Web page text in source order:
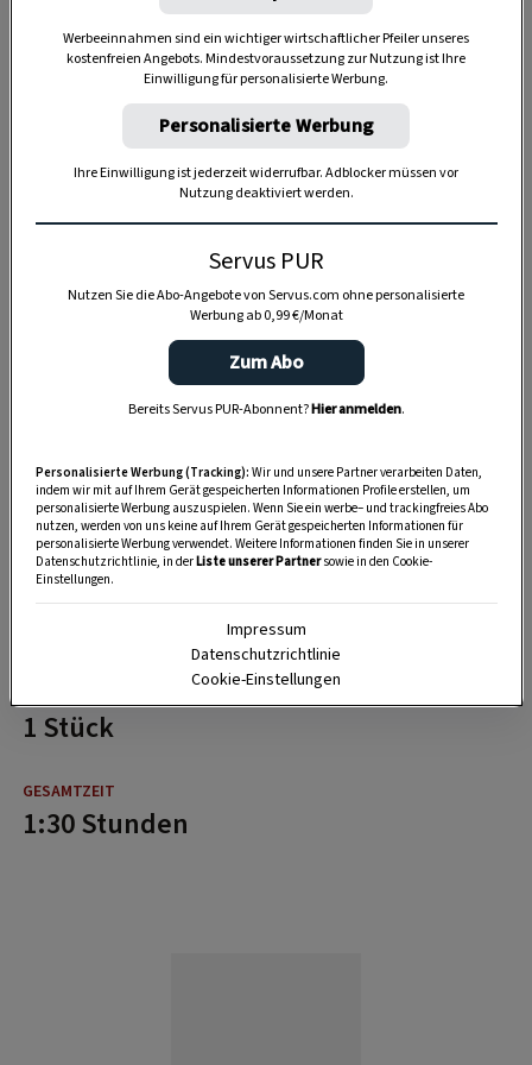
in dem eineBohne,Erbse,Mandeloder
Münzeversteckt war, die dem FinderGlück
bringen sollte. Erst viel später brachte die
katholische Kirche den alten Brauch mit der
Geschichte der drei Weisen aus dem
zusammen.
Dreikönigskuchenwird aus
Germteighergestellt, der blütenartig zu einer
größeren und sieben kleinen Kugeln geformt
und mit Mandeln bestreut wird. Vor dem
Backen wird dieBohnein einem der äußeren
Kuchenteileversteckt.
Die Krone des späteren Regenten lässt sich
einfach aus einem Stückgoldener Prägefolie
ausschneiden und ziert das köstliche Gebäck
bis zur Krönung des glücklichen
„Bohnenkönigs“.
1 Stück
1:30 Stunden
Werbeeinnahmen sind ein wichtiger wirtschaftlicher Pfeiler unseres
kostenfreien Angebots. Mindestvoraussetzung zur Nutzung ist Ihre
Einwilligung für personalisierte Werbung.
Personalisierte Werbung
Ihre Einwilligung ist jederzeit widerrufbar. Adblocker müssen vor
Nutzung deaktiviert werden.
Servus PUR
Nutzen Sie die Abo-Angebote von Servus.com ohne personalisierte
Werbung ab 0,99 €/Monat
Zum Abo
Bereits Servus PUR-Abonnent?Hier anmelden.
Personalisierte Werbung (Tracking): Wir und unsere Partner verarbeiten Daten,
indem wir mit auf Ihrem Gerät gespeicherten Informationen Profile erstellen, um
personalisierte Werbung auszuspielen. Wenn Sie ein werbe– und trackingfreies Abo
nutzen, werden von uns keine auf Ihrem Gerät gespeicherten Informationen für
personalisierte Werbung verwendet. Weitere Informationen finden Sie in unserer
Datenschutzrichtlinie, in derListe unserer Partnersowie in den Cookie-
Einstellungen.
Impressum
Datenschutzrichtlinie
Cookie-Einstellungen